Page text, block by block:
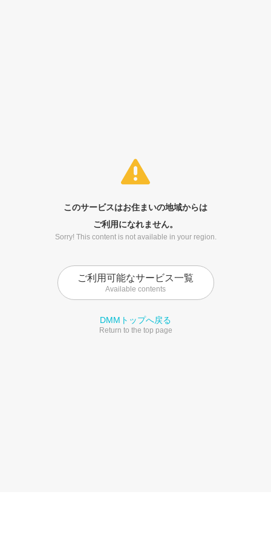
このサービスはお住まいの地域からは
ご利用になれません。
Sorry! This content is not available in your region.
ご利用可能なサービス一覧
Available contents
DMMトップへ戻る
Return to the top page